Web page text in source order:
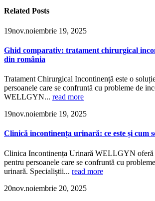
Related Posts
19nov.noiembrie 19, 2025
Ghid comparativ: tratament chirurgical
din românia
Tratament Chirurgical Incontinență este o
persoanele care se confruntă cu probleme de
WELLGYN... read more
19nov.noiembrie 19, 2025
Clinică incontinența urinară: ce este și cum
Clinica Incontinența Urinară WELLGYN oferă
pentru persoanele care se confruntă cu
urinară. Specialiștii... read more
20nov.noiembrie 20, 2025